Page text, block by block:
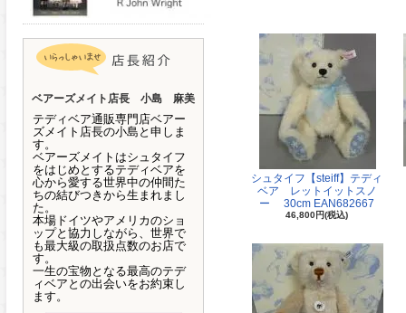
ベアーズメイト店長 小島 麻美
テディベア通販専門店ベアー
ズメイト店長の小島と申しま
す。
ベアーズメイトはシュタイフ
をはじめとするテディベアを
心から愛する世界中の仲間た
ちの結びつきから生まれまし
た。
本場ドイツやアメリカのショ
ップと協力しながら、世界で
も最大級の取扱点数のお店で
す。
一生の宝物となる最高のテデ
ィベアとの出会いをお約束し
ます。
シュタイフ【steiff】テディ
ベア レットイットスノ
ー 30cm EAN682667
46,800円(税込)